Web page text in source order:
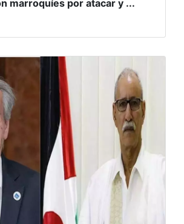
marroquíes por atacar y ...